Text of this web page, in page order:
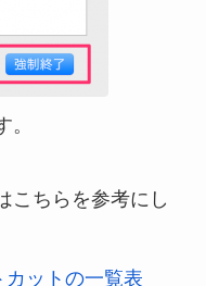
こちらを参考にし
ットの一覧表